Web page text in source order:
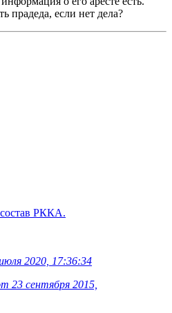
прадеда, если нет дела?
РККА.
2020, 17:36:34
23 сентября 2015,